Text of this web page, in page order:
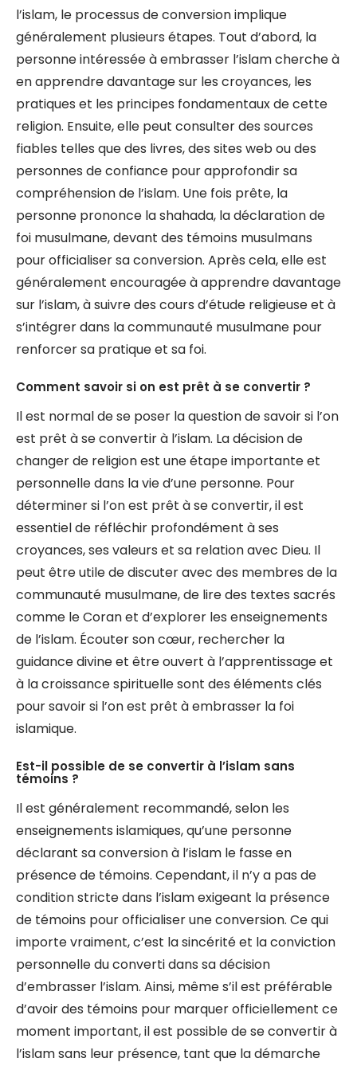
l’islam, le processus de conversion implique
généralement plusieurs étapes. Tout d’abord, la
personne intéressée à embrasser l’islam cherche à
en apprendre davantage sur les croyances, les
pratiques et les principes fondamentaux de cette
religion. Ensuite, elle peut consulter des sources
fiables telles que des livres, des sites web ou des
personnes de confiance pour approfondir sa
compréhension de l’islam. Une fois prête, la
personne prononce la shahada, la déclaration de
foi musulmane, devant des témoins musulmans
pour officialiser sa conversion. Après cela, elle est
généralement encouragée à apprendre davantage
sur l’islam, à suivre des cours d’étude religieuse et à
s’intégrer dans la communauté musulmane pour
renforcer sa pratique et sa foi.
Comment savoir si on est prêt à se convertir ?
Il est normal de se poser la question de savoir si l’on
est prêt à se convertir à l’islam. La décision de
changer de religion est une étape importante et
personnelle dans la vie d’une personne. Pour
déterminer si l’on est prêt à se convertir, il est
essentiel de réfléchir profondément à ses
croyances, ses valeurs et sa relation avec Dieu. Il
peut être utile de discuter avec des membres de la
communauté musulmane, de lire des textes sacrés
comme le Coran et d’explorer les enseignements
de l’islam. Écouter son cœur, rechercher la
guidance divine et être ouvert à l’apprentissage et
à la croissance spirituelle sont des éléments clés
pour savoir si l’on est prêt à embrasser la foi
islamique.
Est-il possible de se convertir à l’islam sans
témoins ?
Il est généralement recommandé, selon les
enseignements islamiques, qu’une personne
déclarant sa conversion à l’islam le fasse en
présence de témoins. Cependant, il n’y a pas de
condition stricte dans l’islam exigeant la présence
de témoins pour officialiser une conversion. Ce qui
importe vraiment, c’est la sincérité et la conviction
personnelle du converti dans sa décision
d’embrasser l’islam. Ainsi, même s’il est préférable
d’avoir des témoins pour marquer officiellement ce
moment important, il est possible de se convertir à
l’islam sans leur présence, tant que la démarche